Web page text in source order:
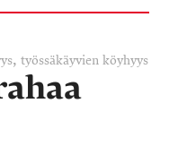
,työssäkäyvien köyhyys